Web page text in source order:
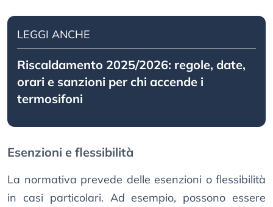
LEGGI ANCHE
Riscaldamento 2025/2026: regole, date,
orari e sanzioni per chi accende i
termosifoni
Esenzioni e flessibilità
La normativa prevede delle esenzioni o flessibilità
in casi particolari. Ad esempio, possono essere